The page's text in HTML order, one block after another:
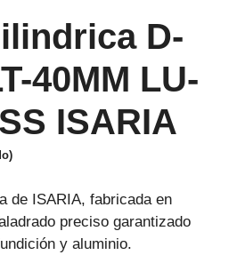
D-
40MM LU-
ISARIA
de ISARIA, fabricada en
preciso garantizado
y aluminio.